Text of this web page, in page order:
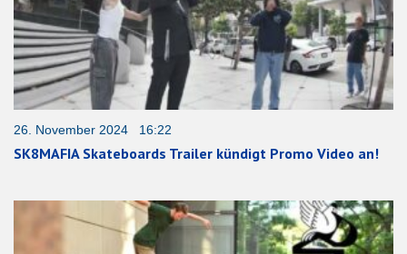
26. November 2024 16:22
SK8MAFIA Skateboards Trailer kündigt Promo Video an!